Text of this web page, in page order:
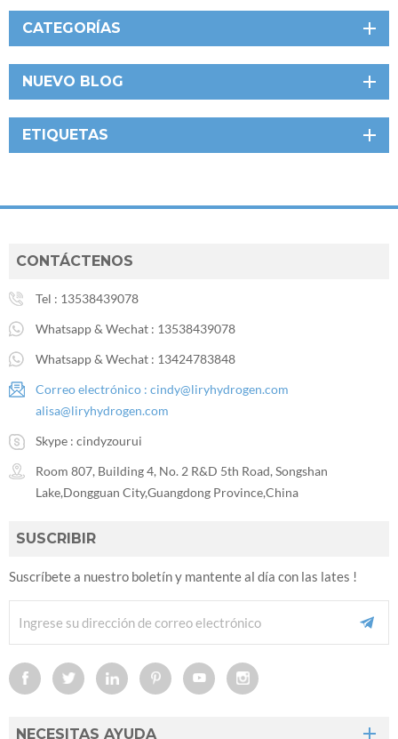
CATEGORÍAS
NUEVO BLOG
ETIQUETAS
CONTÁCTENOS
Tel : 13538439078
Whatsapp & Wechat : 13538439078
Whatsapp & Wechat : 13424783848
Correo electrónico : cindy@liryhydrogen.com
alisa@liryhydrogen.com
Skype : cindyzourui
Room 807, Building 4, No. 2 R&D 5th Road, Songshan
Lake,Dongguan City,Guangdong Province,China
SUSCRIBIR
Suscríbete a nuestro boletín y mantente al día con las lates !
NECESITAS AYUDA